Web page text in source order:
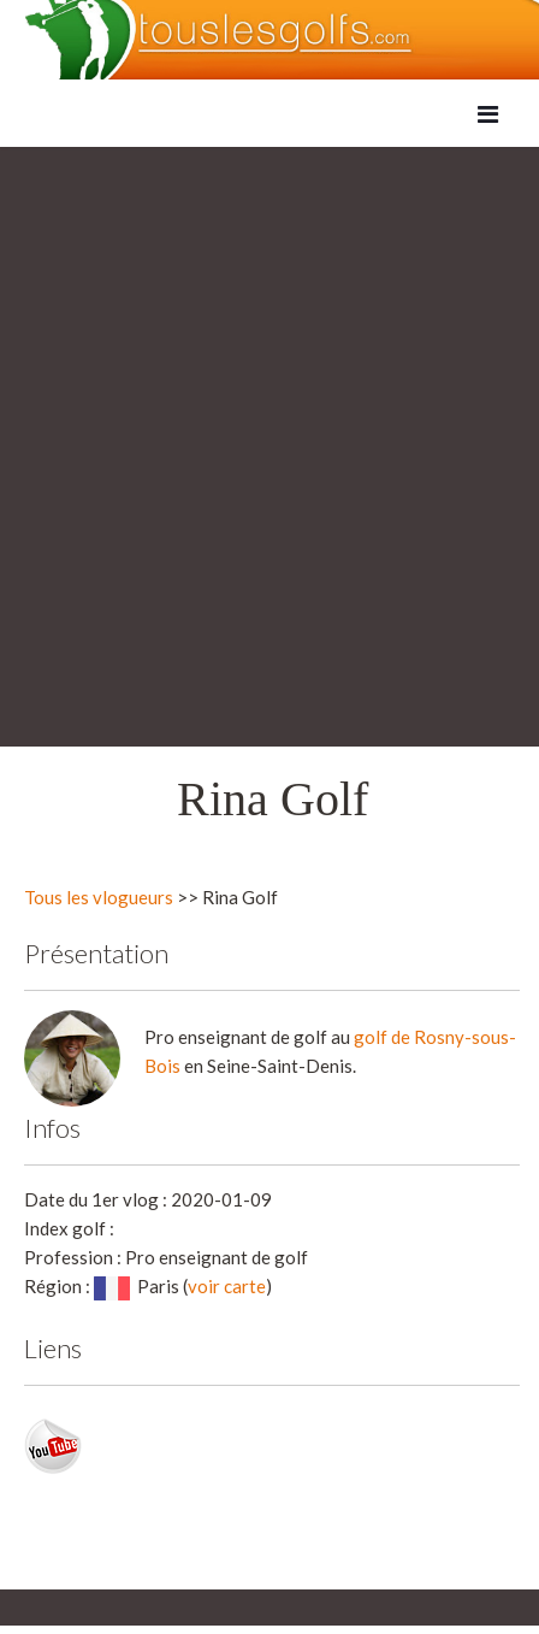
Rina Golf
Tous les vlogueurs >> Rina Golf
Présentation
Pro enseignant de golf au golf de Rosny-sous-
Bois en Seine-Saint-Denis.
Infos
Date du 1er vlog : 2020-01-09
Index golf :
Profession : Pro enseignant de golf
Région :
Paris (voir carte)
Liens